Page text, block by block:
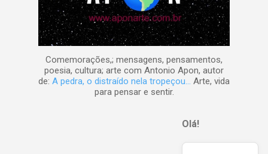
Comemorações,; mensagens, pensamentos,
poesia, cultura; arte com Antonio Apon, autor
de: A pedra, o distraído nela tropeçou... Arte, vida
para pensar e sentir.
Olá!